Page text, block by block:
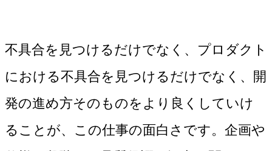
不具合を見つけるだけでなく、プロダクト
における不具合を見つけるだけでなく、開
発の進め方そのものをより良くしていけ
ることが、この仕事の面白さです。企画や